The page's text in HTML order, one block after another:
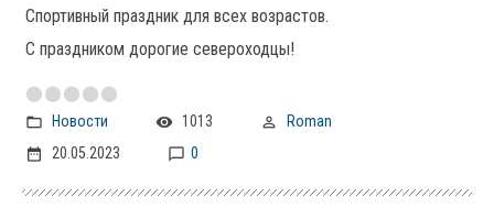
Спортивный праздник для всех возрастов.
С праздником дорогие североходцы!
Новости 1013
Roman
20.05.2023
0